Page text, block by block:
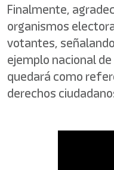
Finalmente,
organismos
votantes,
ejemplo nacional
quedará como
derechos